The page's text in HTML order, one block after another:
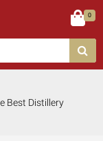
0
Best Distillery